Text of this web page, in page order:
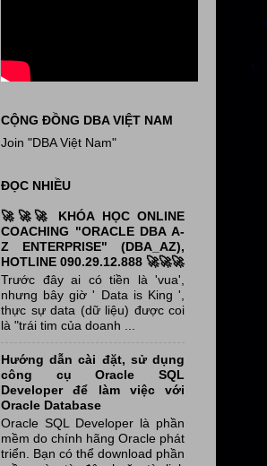
CỘNG ĐỒNG DBA VIỆT NAM
Join "DBA Việt Nam"
ĐỌC NHIỀU
🚀🚀🚀 KHÓA HỌC ONLINE
COACHING "ORACLE DBA A-
Z ENTERPRISE" (DBA_AZ),
HOTLINE 090.29.12.888 🚀🚀🚀
Trước đây ai có tiền là 'vua',
nhưng bây giờ ' Data is King ',
thực sự data (dữ liệu) được coi
là "trái tim của doanh ...
Hướng dẫn cài đặt, sử dụng
công cụ Oracle SQL
Developer để làm việc với
Oracle Database
Oracle SQL Developer là phần
mềm do chính hãng Oracle phát
triển. Bạn có thể download phần